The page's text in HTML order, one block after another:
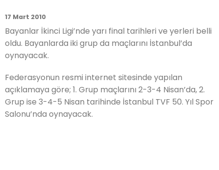
17 Mart 2010
Bayanlar İkinci Ligi’nde yarı final tarihleri ve yerleri belli
oldu. Bayanlarda iki grup da maçlarını İstanbul’da
oynayacak.
Federasyonun resmi internet sitesinde yapılan
açıklamaya göre; 1. Grup maçlarını 2-3-4 Nisan’da, 2.
Grup ise 3-4-5 Nisan tarihinde İstanbul TVF 50. Yıl Spor
Salonu’nda oynayacak.